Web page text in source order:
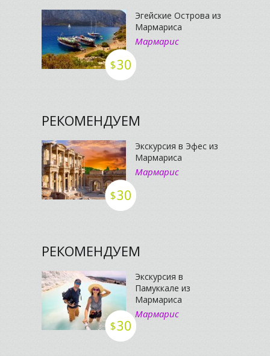
$30
Эгейские Острова из
Мармариса
Мармарис
РЕКОМЕНДУЕМ
$30
Экскурсия в Эфес из
Мармариса
Мармарис
РЕКОМЕНДУЕМ
$30
Экскурсия в
Памуккале из
Мармариса
Мармарис